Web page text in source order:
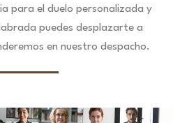
para el duelo personalizada y
puedes desplazarte a
en nuestro despacho.